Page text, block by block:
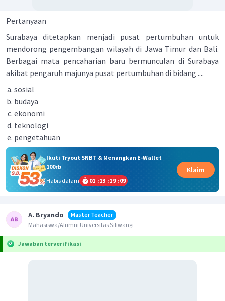
Pertanyaan
Surabaya ditetapkan menjadi pusat pertumbuhan untuk
mendorong pengembangan wilayah di Jawa Timur dan Bali.
Berbagai mata pencaharian baru bermunculan di Surabaya
akibat pengaruh majunya pusat pertumbuhan di bidang ....
sosial
budaya
ekonomi
teknologi
pengetahuan
Ikuti Tryout SNBT & Menangkan E-Wallet
100rb
Habis dalam
01 :13 :19 :09
Klaim
A. Bryando
Master Teacher
Mahasiswa/Alumni Universitas Siliwangi
Jawaban terverifikasi